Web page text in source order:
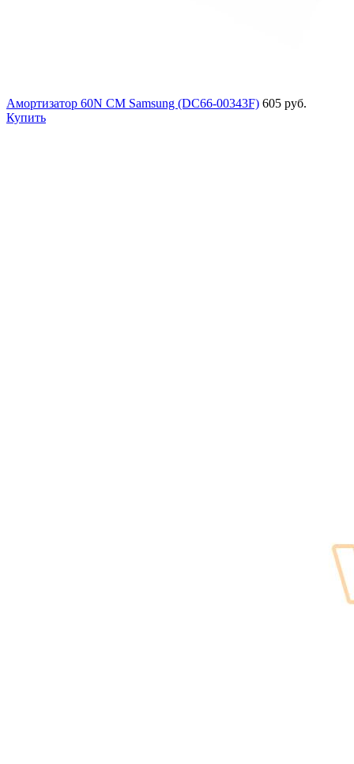
Амортизатор 60N СМ Samsung (DC66-00343F) 605 руб.
Купить